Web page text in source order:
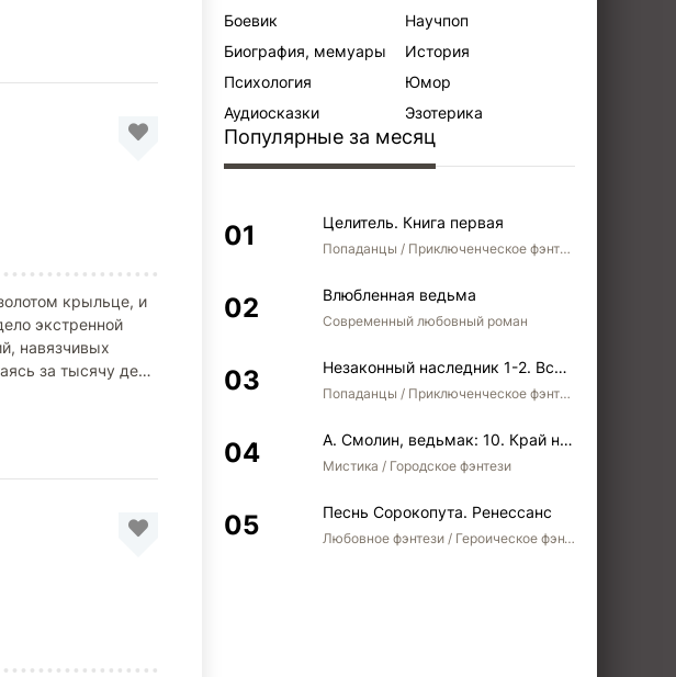
крыльце, и
экстренной
навязчивых
за тысячу дел
Боевик
Научпоп
Биография, мемуары
История
Психология
Юмор
Аудиосказки
Эзотерика
Популярные за месяц
Целитель. Книга первая
Попаданцы / Приключенческое фэнтези / Боевое фэнтези
Влюбленная ведьма
Современный любовный роман
Незаконный наследник 1-2. Вспомнить, кем был. Стать собой. Остаться собой
Попаданцы / Приключенческое фэнтези / Боевое фэнтези / Юмористическое фэнтези
А. Смолин, ведьмак: 10. Край неба
Мистика / Городское фэнтези
Песнь Сорокопута. Ренессанс
Любовное фэнтези / Героическое фэнтези